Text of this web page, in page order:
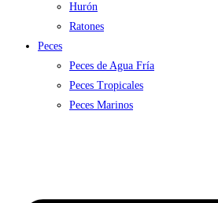
Hurón
Ratones
Peces
Peces de Agua Fría
Peces Tropicales
Peces Marinos